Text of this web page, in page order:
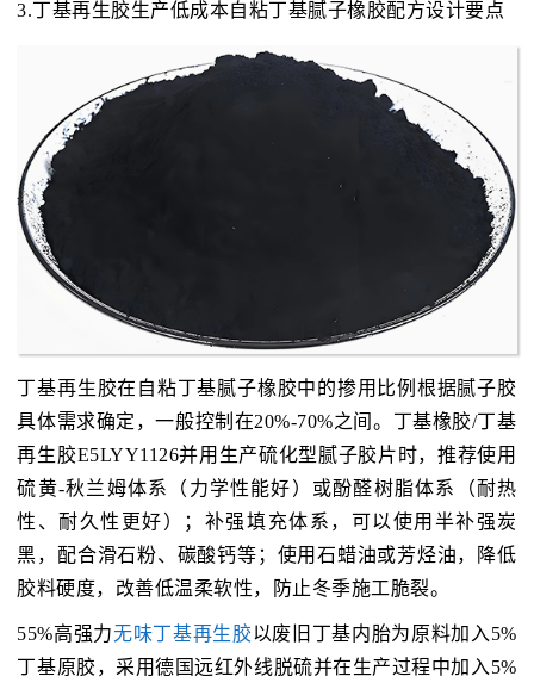
3.丁基再生胶生产低成本自粘丁基腻子橡胶配方设计要点
丁基再生胶在自粘丁基腻子橡胶中的掺用比例根据腻子胶
具体需求确定，一般控制在20%-70%之间。丁基橡胶/丁基
再生胶E5LYY1126并用生产硫化型腻子胶片时，推荐使用
硫黄-秋兰姆体系（力学性能好）或酚醛树脂体系（耐热
性、耐久性更好）；补强填充体系，可以使用半补强炭
黑，配合滑石粉、碳酸钙等；使用石蜡油或芳烃油，降低
胶料硬度，改善低温柔软性，防止冬季施工脆裂。
55%高强力无味丁基再生胶以废旧丁基内胎为原料加入5%
丁基原胶，采用德国远红外线脱硫并在生产过程中加入5%